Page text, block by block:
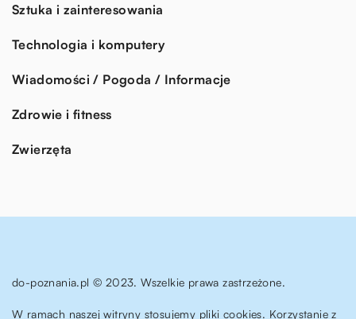
Sztuka i zainteresowania
Technologia i komputery
Wiadomości / Pogoda / Informacje
Zdrowie i fitness
Zwierzęta
do-poznania.pl © 2023. Wszelkie prawa zastrzeżone.
W ramach naszej witryny stosujemy pliki cookies. Korzystanie z